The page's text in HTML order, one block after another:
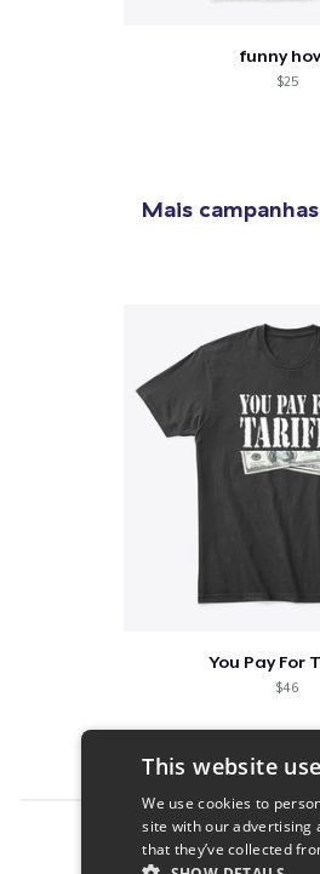
funny
$25
Mais
You Pay For
$46
Report this
This website
We use cookies to
site with our advertising
that they’ve collected